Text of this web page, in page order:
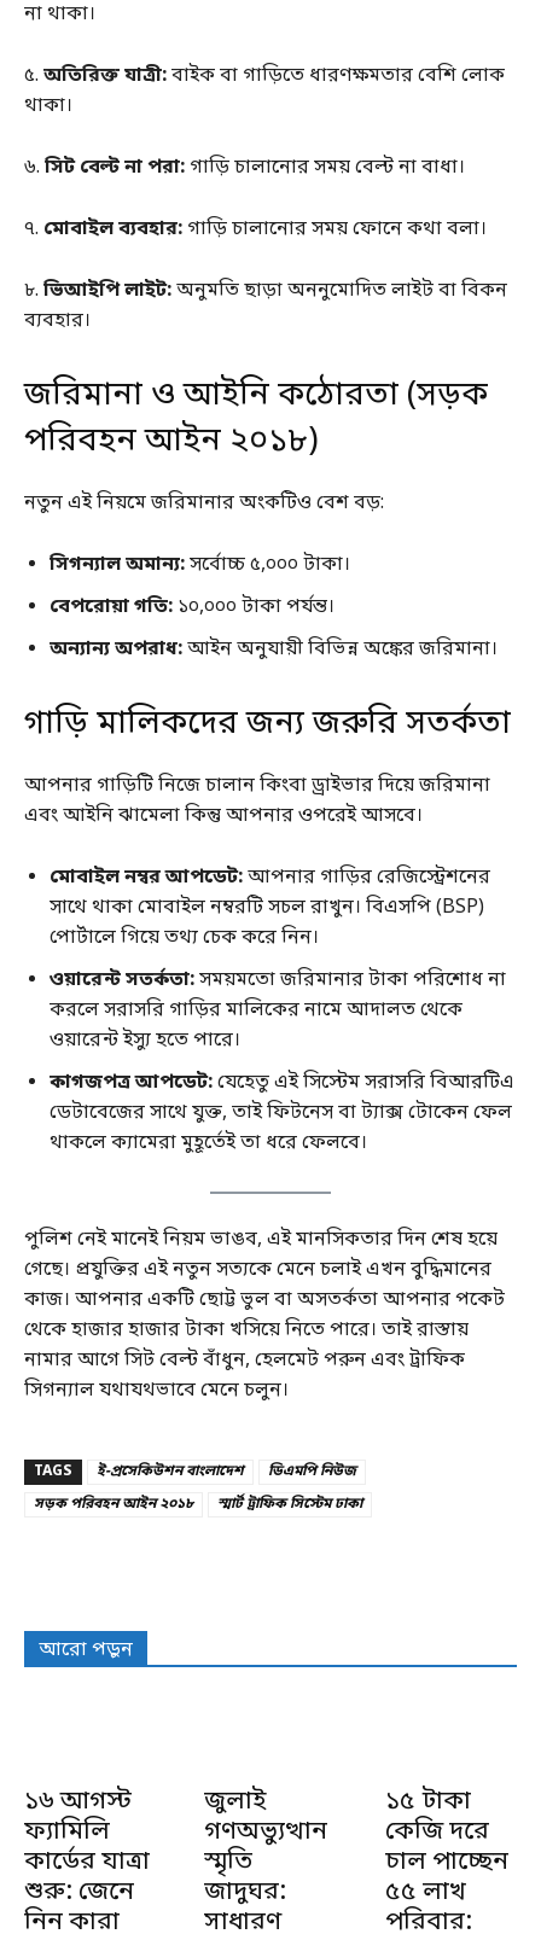
না থাকা।
৫. অতিরিক্ত যাত্রী:বাইক বা গাড়িতে ধারণক্ষমতার বেশি লোক
থাকা।
৬. সিট বেল্ট না পরা: গাড়ি চালানোর সময় বেল্ট না বাধা।
৭. মোবাইল ব্যবহার: গাড়ি চালানোর সময় ফোনে কথা বলা।
৮. ভিআইপি লাইট:অনুমতি ছাড়া অননুমোদিত লাইট বা বিকন
ব্যবহার।
জরিমানা ও আইনি কঠোরতা (সড়ক
পরিবহন আইন ২০১৮)
নতুন এই নিয়মে জরিমানার অংকটিও বেশ বড়:
সিগন্যাল অমান্য:সর্বোচ্চ ৫,০০০ টাকা।
বেপরোয়া গতি: ১০,০০০ টাকা পর্যন্ত।
অন্যান্য অপরাধ:আইন অনুযায়ী বিভিন্ন অঙ্কের জরিমানা।
গাড়ি মালিকদের জন্য জরুরি সতর্কতা
আপনার গাড়িটি নিজে চালান কিংবা ড্রাইভার দিয়ে জরিমানা
এবং আইনি ঝামেলা কিন্তু আপনার ওপরেই আসবে।
মোবাইল নম্বর আপডেট:আপনার গাড়ির রেজিস্ট্রেশনের
সাথে থাকা মোবাইল নম্বরটি সচল রাখুন। বিএসপি (BSP)
পোর্টালে গিয়ে তথ্য চেক করে নিন।
ওয়ারেন্ট সতর্কতা:সময়মতো জরিমানার টাকা পরিশোধ না
করলে সরাসরি গাড়ির মালিকের নামে আদালত থেকে
ওয়ারেন্ট ইস্যু হতে পারে।
কাগজপত্র আপডেট:যেহেতু এই সিস্টেম সরাসরি বিআরটিএ
ডেটাবেজের সাথে যুক্ত, তাই ফিটনেস বা ট্যাক্স টোকেন ফেল
থাকলে ক্যামেরা মুহূর্তেই তা ধরে ফেলবে।
পুলিশ নেই মানেই নিয়ম ভাঙব, এই মানসিকতার দিন শেষ হয়ে
গেছে। প্রযুক্তির এই নতুন সত্যকে মেনে চলাই এখন বুদ্ধিমানের
কাজ। আপনার একটি ছোট্ট ভুল বা অসতর্কতা আপনার পকেট
থেকে হাজার হাজার টাকা খসিয়ে নিতে পারে। তাই রাস্তায়
নামার আগে সিট বেল্ট বাঁধুন, হেলমেট পরুন এবং ট্রাফিক
সিগন্যাল যথাযথভাবে মেনে চলুন।
TAGS ই-প্রসেকিউশন বাংলাদেশ
ডিএমপি নিউজ
সড়ক পরিবহন আইন ২০১৮
স্মার্ট ট্রাফিক সিস্টেম ঢাকা
আরো পড়ুন
১৬ আগস্ট
ফ্যামিলি
কার্ডের যাত্রা
শুরু: জেনে
নিন কারা
জুলাই
গণঅভ্যুত্থান
স্মৃতি
জাদুঘর:
সাধারণ
১৫ টাকা
কেজি দরে
চাল পাচ্ছেন
৫৫ লাখ
পরিবার: